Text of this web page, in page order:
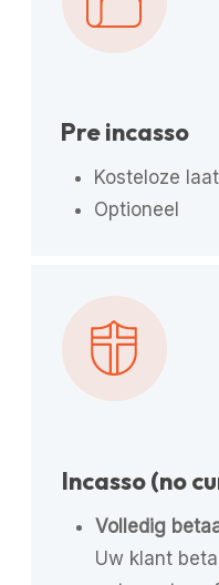
Pre incasso
Kosteloze
Optioneel
Incasso (no
Volledig
Uw klant